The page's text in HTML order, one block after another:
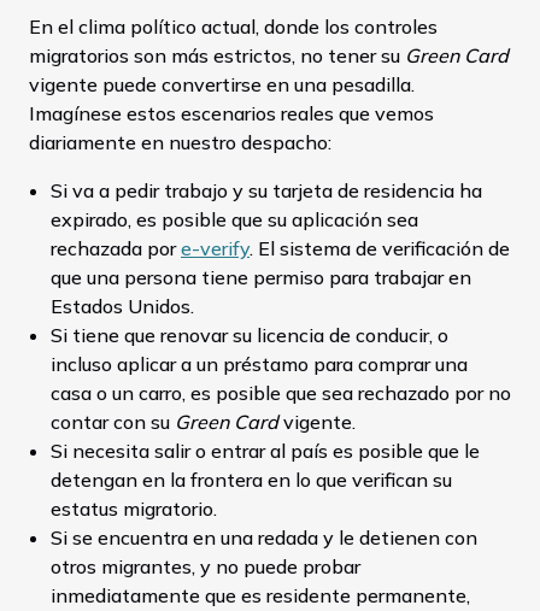
En el clima político actual, donde los controles
migratorios son más estrictos, no tener su Green Card
vigente puede convertirse en una pesadilla.
Imagínese estos escenarios reales que vemos
diariamente en nuestro despacho:
Si va a pedir trabajo y su tarjeta de residencia ha
expirado, es posible que su aplicación sea
rechazada pore-verify. El sistema de verificación de
que una persona tiene permiso para trabajar en
Estados Unidos.
Si tiene que renovar su licencia de conducir, o
incluso aplicar a un préstamo para comprar una
casa o un carro, es posible que sea rechazado por no
contar con su Green Cardvigente.
Si necesita salir o entrar al país es posible que le
detengan en la frontera en lo que verifican su
estatus migratorio.
Si se encuentra en una redada y le detienen con
otros migrantes, y no puede probar
inmediatamente que es residente permanente,